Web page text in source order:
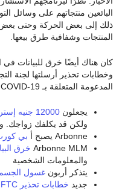
البائعين منتجاتهم على وسائل
ذلك إلى بعض الحركة وحتى بعض
المنتجات وشفافية طرق بيعها.
وخطابات تحذير أرسلتها لجنة
المدعومة المتعلقة بـ COVID-19.
يجعلون
ولكن قد يكلفك زواجك.
Arbonne يصبح أ
بي
Arbonne MLM خرق
والمعلومات الشخصية
يتذكر أربون غسول الجسم
جديد خطابات تحذير FTC